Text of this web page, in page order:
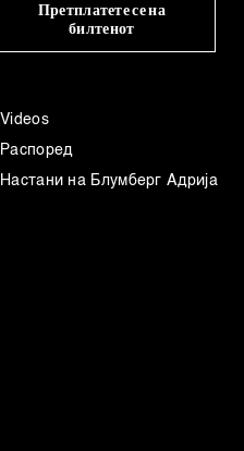
Претплатете се на
билтенот
Videos
Распоред
Настани на Блумберг Адрија